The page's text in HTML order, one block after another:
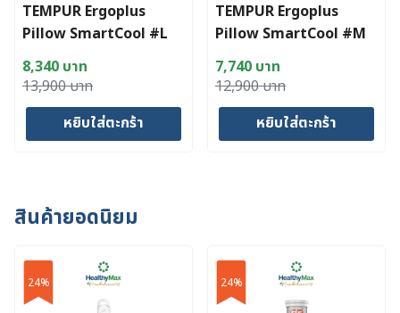
TEMPUR Ergoplus
Pillow SmartCool #L
54x32x12.5 cm
13,900บาท
Original
price
8,340 บาท
Current
price
หยิบใส่ตะกร้า
TEMPUR Ergoplus
Pillow SmartCool #M
54x32x11 cm
12,900บาท
Original
price
7,740 บาท
Current
price
หยิบใส่ตะกร้า
สินค้ายอดนิยม
24% 24%